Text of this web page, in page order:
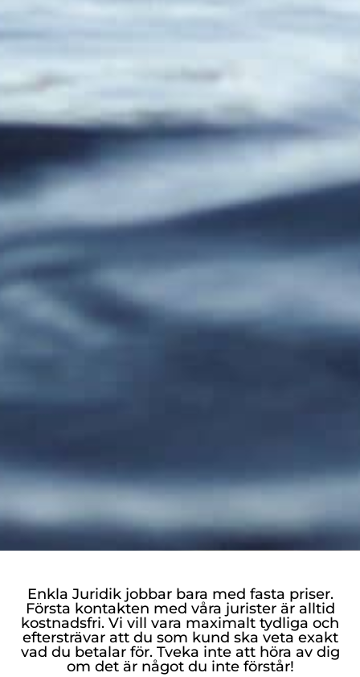
Enkla Juridik jobbar bara med fasta priser.
Första kontakten med våra jurister är alltid
kostnadsfri. Vi vill vara maximalt tydliga och
eftersträvar att du som kund ska veta exakt
vad du betalar för. Tveka inte att höra av dig
om det är något du inte förstår!